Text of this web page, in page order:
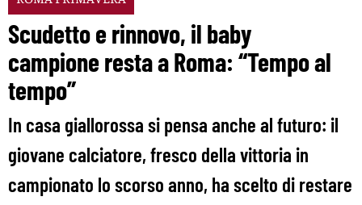
Scudetto e rinnovo, il baby
campione resta a Roma: “Tempo al
tempo”
In casa giallorossa si pensa anche al futuro: il
giovane calciatore, fresco della vittoria in
campionato lo scorso anno, ha scelto di restare